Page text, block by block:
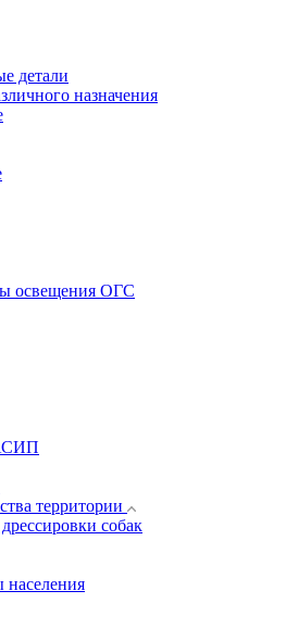
детали
назначения
освещения ОГС
территории
собак